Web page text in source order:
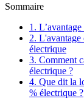
Sommaire
1. L’avantage
2. L'avantage
électrique
3. Comment
électrique ?
4. Que dit la
% électrique ?